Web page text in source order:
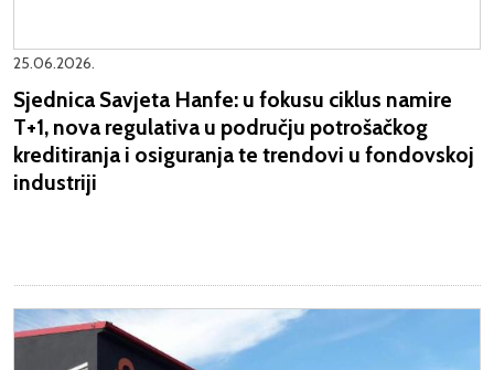
25.06.2026.
Sjednica Savjeta Hanfe: u fokusu ciklus namire
T+1, nova regulativa u području potrošačkog
kreditiranja i osiguranja te trendovi u fondovskoj
industriji